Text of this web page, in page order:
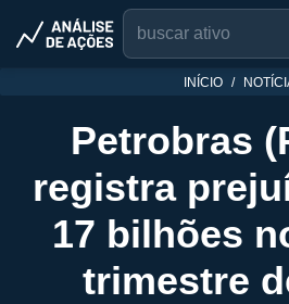
INÍCIO
Petrobras
registra
17 bilhões
trimestre